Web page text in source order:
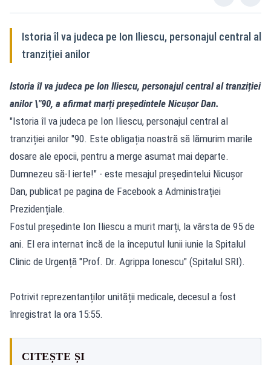
Istoria îl va judeca pe Ion Iliescu, personajul central al
tranziției anilor
Istoria îl va judeca pe Ion Iliescu, personajul central al tranziției
anilor \"90, a afirmat marți președintele Nicușor Dan.
"Istoria îl va judeca pe Ion Iliescu, personajul central al
tranziției anilor "90. Este obligația noastră să lămurim marile
dosare ale epocii, pentru a merge asumat mai departe.
Dumnezeu să-l ierte!" - este mesajul președintelui Nicușor
Dan, publicat pe pagina de Facebook a Administrației
Prezidențiale.
Fostul președinte Ion Iliescu a murit marți, la vârsta de 95 de
ani. El era internat încă de la începutul lunii iunie la Spitalul
Clinic de Urgență "Prof. Dr. Agrippa Ionescu" (Spitalul SRI).
Potrivit reprezentanților unității medicale, decesul a fost
înregistrat la ora 15:55.
CITEȘTE ȘI